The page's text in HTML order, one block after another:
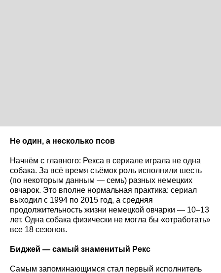
Не один, а несколько псов
Начнём с главного: Рекса в сериале играла не одна
собака. За всё время съёмок роль исполнили шесть
(по некоторым данным — семь) разных немецких
овчарок. Это вполне нормальная практика: сериал
выходил с 1994 по 2015 год, а средняя
продолжительность жизни немецкой овчарки — 10–13
лет. Одна собака физически не могла бы «отработать»
все 18 сезонов.
Биджей — самый знаменитый Рекс
Самым запоминающимся стал первый исполнитель